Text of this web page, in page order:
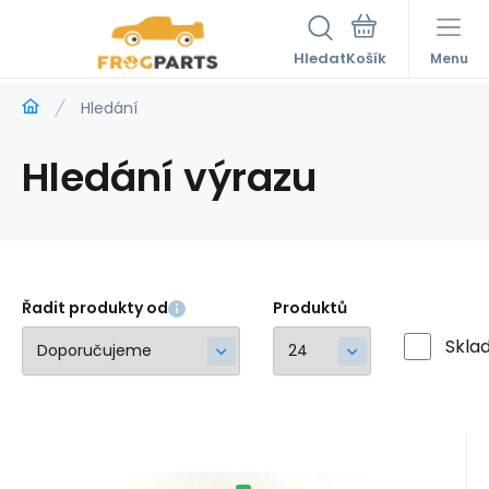
Hledat Menu
Hledání
Hledání výrazu
Řadit produkty od Produktů